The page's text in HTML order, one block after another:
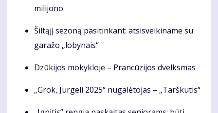
milijono
Šiltąjį sezoną pasitinkant: atsisveikiname su
garažo „lobynais“
Dzūkijos mokykloje – Prancūzijos dvelksmas
„Grok, Jurgeli 2025“ nugalėtojas – „Tarškutis“